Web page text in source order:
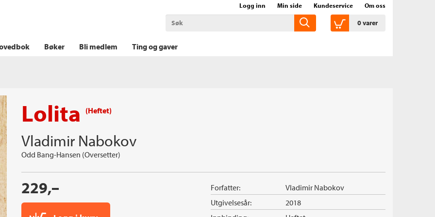
Logg inn Min side Kundeservice Om oss
0varer
Bøker Bli medlem Ting og gaver
Lolita (Heftet)
Vladimir Nabokov
Odd Bang-Hansen (Oversetter)
229,– Forfatter: Vladimir Nabokov
Utgivelsesår: 2018